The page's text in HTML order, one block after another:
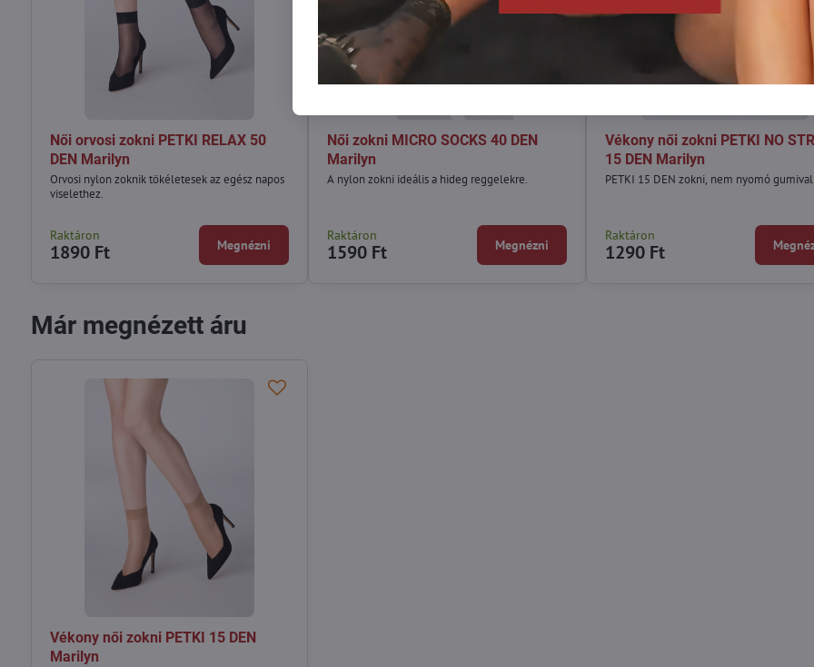
Női orvosi zokni PETKI RELAX 50
DEN Marilyn
Orvosi nylon zoknik tökéletesek az egész napos
viselethez.
Raktáron
1890 Ft Megnézni
Női zokni MICRO SOCKS 40 DEN
Marilyn
A nylon zokni ideális a hideg reggelekre.
Raktáron
1590 Ft Megnézni
Vékony női zokni PETKI NO
15 DEN Marilyn
PETKI 15 DEN zokni, nem nyomó gumival.
Raktáron
1290 Ft
Már megnézett áru
Vékony női zokni PETKI 15 DEN
Marilyn